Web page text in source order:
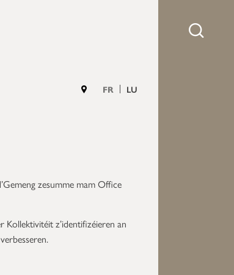
FR LU
zesumme mam Office
Kollektivitéit z’identifizéieren an